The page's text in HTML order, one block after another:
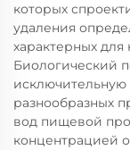
которых
удаления
характерных
Биологический
исключительную
разнообразных
вод пищевой
концентрацией